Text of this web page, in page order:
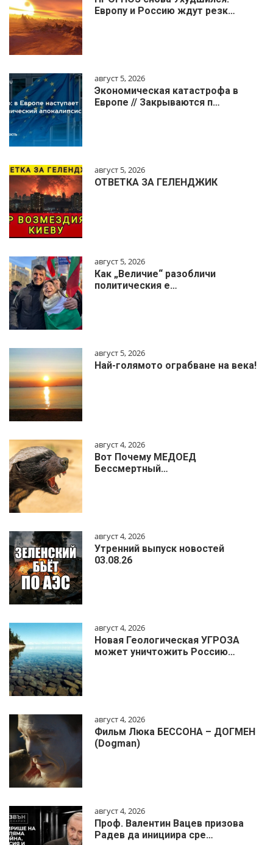
Европу и Россию ждут резк…
август 5, 2026
Экономическая катастрофа в
Европе // Закрываются п…
август 5, 2026
ОТВЕТКА ЗА ГЕЛЕНДЖИК
август 5, 2026
Как „Величие“ разобличи
политическия е…
август 5, 2026
Най-голямото ограбване на века!
август 4, 2026
Вот Почему МЕДОЕД
Бессмертный…
август 4, 2026
Утренний выпуск новостей
03.08.26
август 4, 2026
Новая Геологическая УГРОЗА
может уничтожить Россию…
август 4, 2026
Фильм Люка БЕССОНА – ДОГМЕН
(Dogman)
август 4, 2026
Проф. Валентин Вацев призова
Радев да инициира сре…